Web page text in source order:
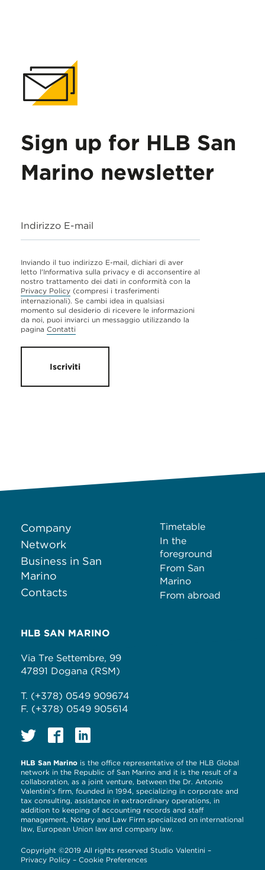
Sign up for HLB San
Marino newsletter
Indirizzo E-mail
Inviando il tuo indirizzo E-mail, dichiari di aver
letto l'Informativa sulla privacy e di acconsentire al
nostro trattamento dei dati in conformità con la
Privacy Policy (compresi i trasferimenti
internazionali). Se cambi idea in qualsiasi
momento sul desiderio di ricevere le informazioni
da noi, puoi inviarci un messaggio utilizzando la
pagina Contatti
Iscriviti
Company
Network
Business in San
Marino
Contacts
Timetable
In the
foreground
From San
Marino
From abroad
HLB SAN MARINO
Via Tre Settembre, 99
47891 Dogana (RSM)
T. (+378) 0549 909674
F. (+378) 0549 905614
HLB San Marino is the office representative of the HLB Global
network in the Republic of San Marino and it is the result of a
collaboration, as a joint venture, between the Dr. Antonio
Valentini’s firm, founded in 1994, specializing in corporate and
tax consulting, assistance in extraordinary operations, in
addition to keeping of accounting records and staff
management, Notary and Law Firm specialized on international
law, European Union law and company law.
Copyright ©2019 All rights reserved Studio Valentini –
Privacy Policy – Cookie Preferences